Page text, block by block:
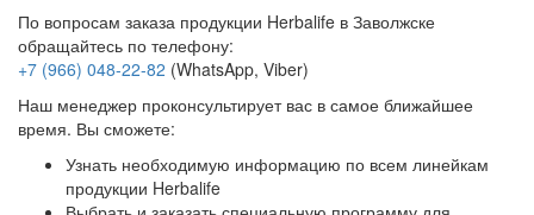
По вопросам заказа продукции Herbalife в Заволжске
обращайтесь по телефону:
+7 (966) 048-22-82 (WhatsApp, Viber)
Наш менеджер проконсультирует вас в самое ближайшее
время. Вы сможете:
Узнать необходимую информацию по всем линейкам
продукции Herbalife